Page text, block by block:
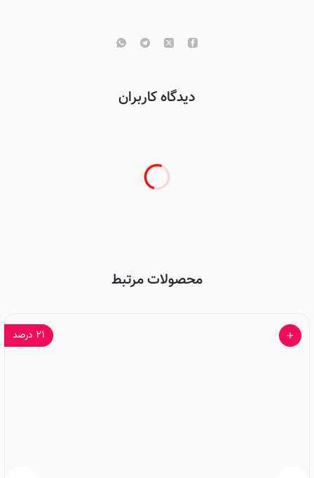
دیدگاه کاربران
محصولات مرتبط
۲۱ درصد